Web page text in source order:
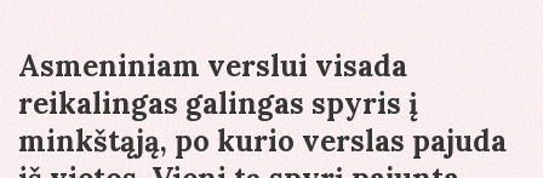
Asmeniniam verslui visada
reikalingas galingas spyris į
minkštąją, po kurio verslas pajuda